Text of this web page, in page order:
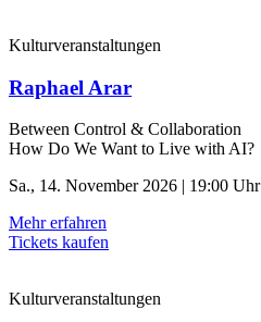
Kulturveranstaltungen
Raphael Arar
Between Control & ­Collaboration
How Do We Want to Live with AI?
Sa., 14. November 2026 | 19:00 Uhr
Mehr erfahren
Tickets kaufen
Kulturveranstaltungen